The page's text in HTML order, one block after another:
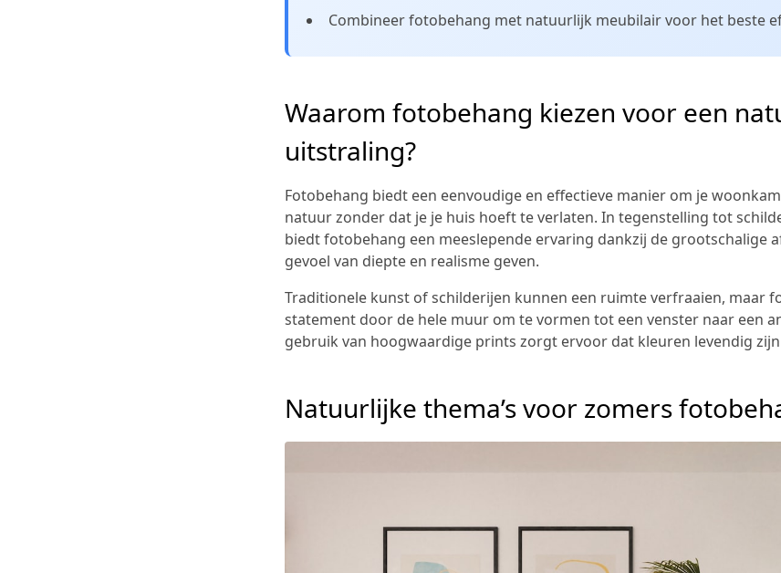
Combineer fotobehang met natuurlijk meubilair voor het beste
Waarom fotobehang kiezen voor een
uitstraling?
Fotobehang biedt een eenvoudige en effectieve manier om je
natuur zonder dat je je huis hoeft te verlaten. In tegenstelling tot
biedt fotobehang een meeslepende ervaring dankzij de grootschalige
gevoel van diepte en realisme geven.
Traditionele kunst of schilderijen kunnen een ruimte verfraaien, maar
statement door de hele muur om te vormen tot een venster naar een
gebruik van hoogwaardige prints zorgt ervoor dat kleuren levendig
Natuurlijke thema’s voor zomers